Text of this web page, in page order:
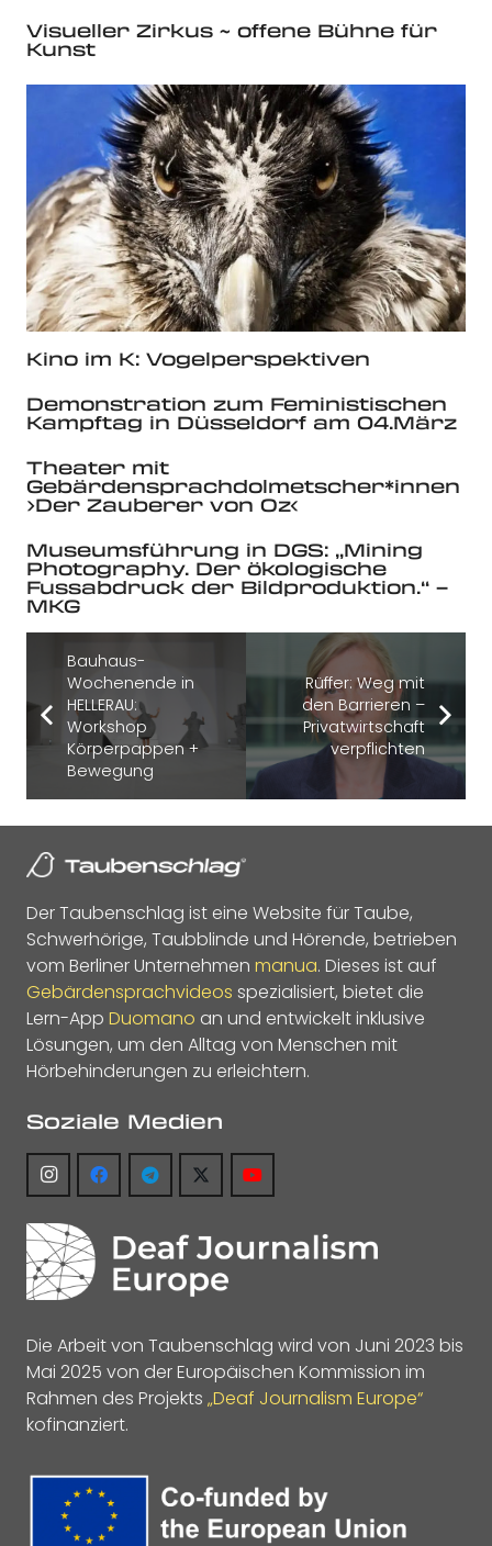
Visueller Zirkus ~ offene Bühne für
Kunst
Kino im K: Vogelperspektiven
Demonstration zum Feministischen
Kampftag in Düsseldorf am 04.März
Theater mit
Gebärdensprachdolmetscher*innen
›Der Zauberer von Oz‹
Museumsführung in DGS: „Mining
Photography. Der ökologische
Fussabdruck der Bildproduktion.“ –
MKG
Bauhaus-
Wochenende in
HELLERAU:
Workshop
Körperpappen +
Bewegung
Rüffer: Weg mit
den Barrieren –
Privatwirtschaft
verpflichten
Der Taubenschlag ist eine Website für Taube,
Schwerhörige, Taubblinde und Hörende, betrieben
vom Berliner Unternehmen manua. Dieses ist auf
Gebärdensprachvideos spezialisiert, bietet die
Lern-App Duomano an und entwickelt inklusive
Lösungen, um den Alltag von Menschen mit
Hörbehinderungen zu erleichtern.
Soziale Medien
Die Arbeit von Taubenschlag wird von Juni 2023 bis
Mai 2025 von der Europäischen Kommission im
Rahmen des Projekts „Deaf Journalism Europe“
kofinanziert.